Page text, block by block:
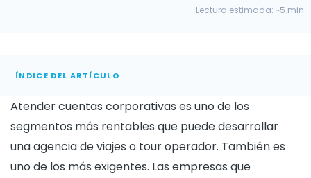
Lectura estimada: ~5 min
ÍNDICE DEL ARTÍCULO
Atender cuentas corporativas es uno de los
segmentos más rentables que puede desarrollar
una agencia de viajes o tour operador. También es
uno de los más exigentes. Las empresas que